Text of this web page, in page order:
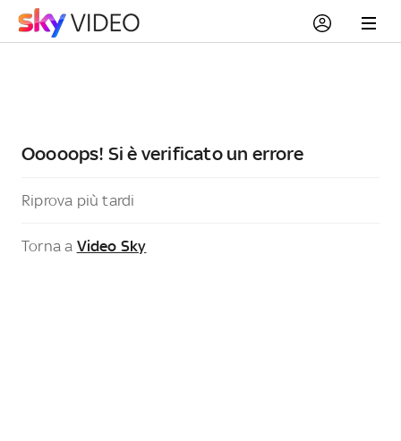
Ooooops! Si è verificato un errore
Riprova più tardi
Torna a Video Sky